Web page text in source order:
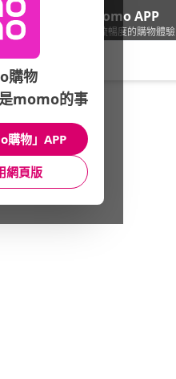
下載momo APP
給你3倍流暢度的購物體驗
餐廚用品/鍋具/台灣品牌
館長推薦 月銷量
購物
momo的事
購物」APP
網頁版